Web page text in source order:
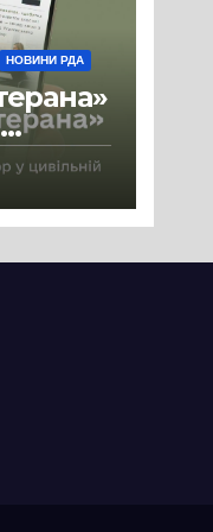
НОВИНИ РДА